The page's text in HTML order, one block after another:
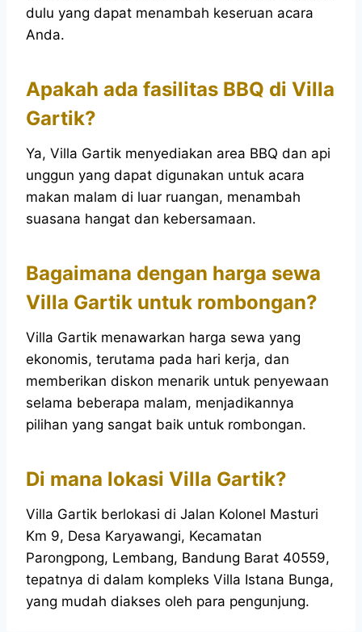
dulu yang dapat menambah keseruan acara
Anda.
Apakah ada fasilitas BBQ di Villa
Gartik?
Ya, Villa Gartik menyediakan area BBQ dan api
unggun yang dapat digunakan untuk acara
makan malam di luar ruangan, menambah
suasana hangat dan kebersamaan.
Bagaimana dengan harga sewa
Villa Gartik untuk rombongan?
Villa Gartik menawarkan harga sewa yang
ekonomis, terutama pada hari kerja, dan
memberikan diskon menarik untuk penyewaan
selama beberapa malam, menjadikannya
pilihan yang sangat baik untuk rombongan.
Di mana lokasi Villa Gartik?
Villa Gartik berlokasi di Jalan Kolonel Masturi
Km 9, Desa Karyawangi, Kecamatan
Parongpong, Lembang, Bandung Barat 40559,
tepatnya di dalam kompleks Villa Istana Bunga,
yang mudah diakses oleh para pengunjung.